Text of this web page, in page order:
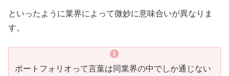
といったように業界によって微妙に意味合いが異なりま
す。
ポートフォリオって言葉は同業界の中でしか通じない